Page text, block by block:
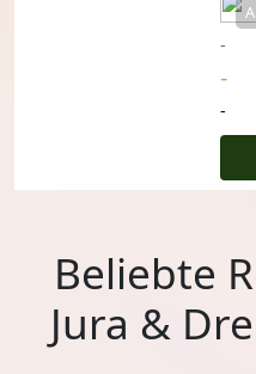
-
-
-
Beliebte
Jura &